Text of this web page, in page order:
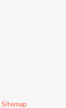
Sitemap